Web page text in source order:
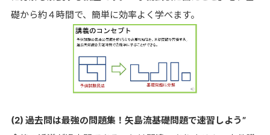
礎から約４時間で、簡単に効率よく学べます。
(2) 過去問は最強の問題集！矢島流基礎問題で速習しよう”